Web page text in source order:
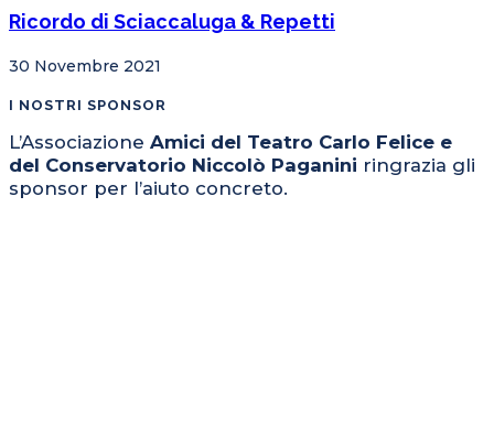
Ricordo di Sciaccaluga & Repetti
30 Novembre 2021
I NOSTRI SPONSOR
L’Associazione Amici del Teatro Carlo Felice e
del Conservatorio Niccolò Paganini ringrazia gli
sponsor per l’aiuto concreto.